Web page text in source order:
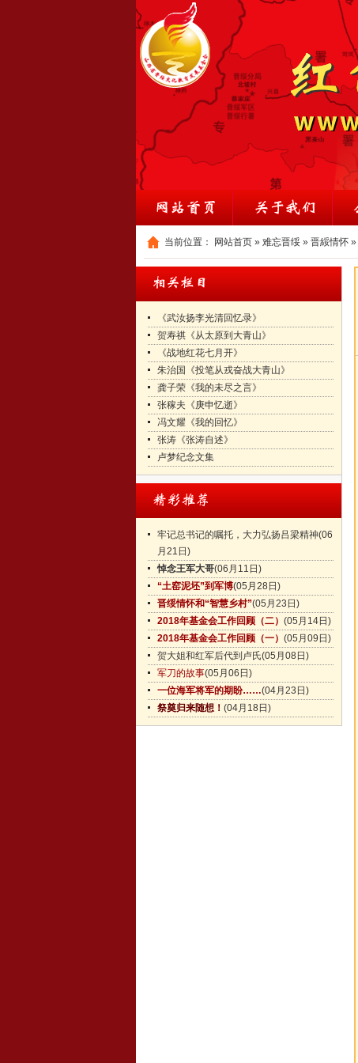
当前位置： 网站首页 » 难忘晋绥 » 晋綏情怀 »
《武汝扬李光清回忆录》
贺寿祺《从太原到大青山》
《战地红花七月开》
朱治国《投笔从戎奋战大青山》
龚子荣《我的未尽之言》
张稼夫《庚申忆逝》
冯文耀《我的回忆》
张涛《张涛自述》
卢梦纪念文集
牢记总书记的嘱托，大力弘扬吕梁精神(06
月21日)
悼念王军大哥(06月11日)
“土窑泥坯”到军博(05月28日)
晋绥情怀和“智慧乡村”(05月23日)
2018年基金会工作回顾（二） (05月14日)
2018年基金会工作回顾（一） (05月09日)
贺大姐和红军后代到卢氏(05月08日)
军刀的故事(05月06日)
一位海军将军的期盼……(04月23日)
祭奠归来随想！ (04月18日)